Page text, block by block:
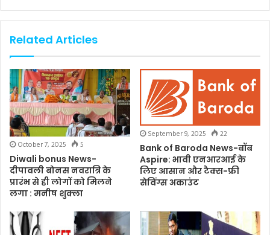
Related Articles
October 7, 2025
5
Diwali bonus News-
दीपावली बोनस नवरात्रि के
प्रारंभ से ही लोगों को मिलने
लगा : मनीष शुक्ला
September 9, 2025
22
Bank of Baroda News-बॉब
Aspire: भावी एनआरआई के
लिए आसान और टैक्स-फ्री
सेविंग्स अकाउंट